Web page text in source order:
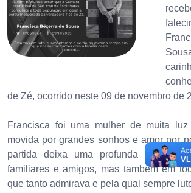
de Zé, ocorrido neste 09 de novembro de
Francisca foi uma mulher de muita luz
movida por grandes sonhos e amor por
partida deixa uma profunda lacuna
familiares e amigos, mas também em
que tanto admirava e pela qual sempre